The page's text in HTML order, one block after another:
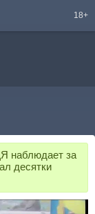
18+
наблюдает за
десятки